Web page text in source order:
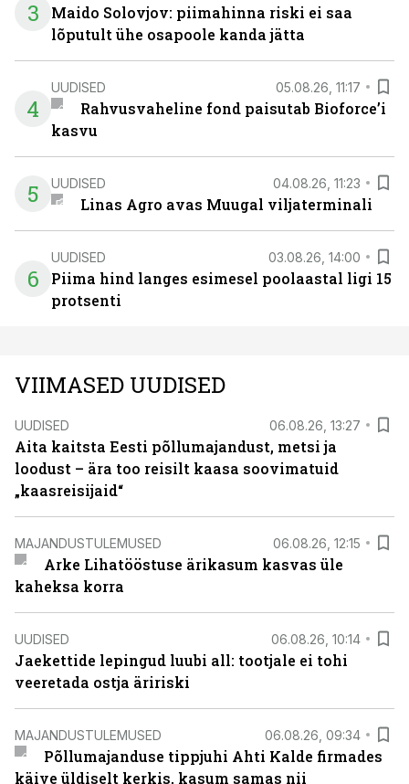
3
Maido Solovjov: piimahinna riski ei saa
lõputult ühe osapoole kanda jätta
4
UUDISED 05.08.26, 11:17
Rahvusvaheline fond paisutab Bioforce’i
kasvu
5 UUDISED 04.08.26, 11:23
Linas Agro avas Muugal viljaterminali
6
UUDISED 03.08.26, 14:00
Piima hind langes esimesel poolaastal ligi 15
protsenti
VIIMASED UUDISED
UUDISED 06.08.26, 13:27
Aita kaitsta Eesti põllumajandust, metsi ja
loodust – ära too reisilt kaasa soovimatuid
„kaasreisijaid“
MAJANDUSTULEMUSED 06.08.26, 12:15
Arke Lihatööstuse ärikasum kasvas üle
kaheksa korra
UUDISED 06.08.26, 10:14
Jaekettide lepingud luubi all: tootjale ei tohi
veeretada ostja äririski
MAJANDUSTULEMUSED 06.08.26, 09:34
Põllumajanduse tippjuhi Ahti Kalde firmades
käive üldiselt kerkis, kasum samas nii